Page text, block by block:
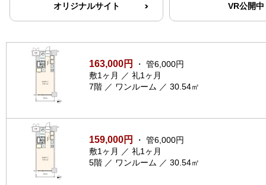
オリジナルサイト VR公開中
163,000円
・ 管6,000円
敷1ヶ月 ／ 礼1ヶ月
7階 ／ ワンルーム ／ 30.54㎡
159,000円
・ 管6,000円
敷1ヶ月 ／ 礼1ヶ月
5階 ／ ワンルーム ／ 30.54㎡